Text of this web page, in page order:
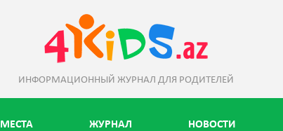
ИНФОРМАЦИОННЫЙ ЖУРНАЛ ДЛЯ РОДИТЕЛЕЙ
МЕСТА ЖУРНАЛ НОВОСТИ